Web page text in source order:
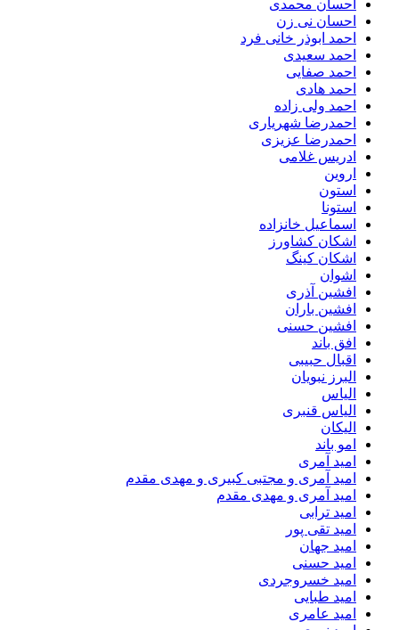
احسان محمدی
احسان نی زن
احمد ابوذر خانی فرد
احمد سعیدی
احمد صفایی
احمد هادی
احمد ولی زاده
احمدرضا شهریاری
احمدرضا عزیزی
ادریس غلامی
اروین
استون
استونا
اسماعیل خانزاده
اشکان کشاورز
اشکان کینگ
اشوان
افشین آذری
افشین باران
افشین حسنی
افق باند
اقبال حبیبی
البرز نبویان
الیاس
الیاس قنبرى
الیکان
امو باند
امید آمری
امید آمری و مجتبی کبیری و مهدى مقدم
امید آمری و مهدی مقدم
امید ترابی
امید تقی پور
امید جهان
امید حسنی
امید خسروجردی
امید طبایی
امید عامری